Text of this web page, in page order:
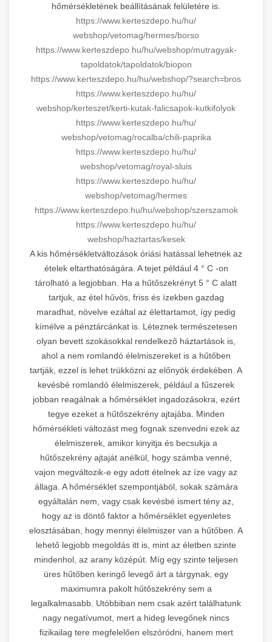
hőmérsékletének beállításának felületére is.
https://www.kerteszdepo.hu/hu/
webshop/vetomag/hermes/borso
https://www.kerteszdepo.hu/hu/webshop/mutragyak-
tapoldatok/tapoldatok/biopon
https://www.kerteszdepo.hu/hu/webshop/?search=bros
https://www.kerteszdepo.hu/hu/
webshop/kerteszet/kerti-kutak-falicsapok-kutkifolyok
https://www.kerteszdepo.hu/hu/
webshop/vetomag/rocalba/chili-paprika
https://www.kerteszdepo.hu/hu/
webshop/vetomag/royal-sluis
https://www.kerteszdepo.hu/hu/
webshop/vetomag/hermes
https://www.kerteszdepo.hu/hu/webshop/szerszamok
https://www.kerteszdepo.hu/hu/
webshop/haztartas/kesek
A kis hőmérsékletváltozások óriási hatással lehetnek az
ételek eltarthatóságára. A tejet például 4 ° C -on
tárolható a legjobban. Ha a hűtőszekrényt 5 ° C alatt
tartjuk, az étel hűvös, friss és ízekben gazdag
maradhat, növelve ezáltal az élettartamot, így pedig
kímélve a pénztárcánkat is. Léteznek természetesen
olyan bevett szokásokkal rendelkező háztartások is,
ahol a nem romlandó élelmiszereket is a hűtőben
tartják, ezzel is lehet trükközni az előnyök érdekében. A
kevésbé romlandó élelmiszerek, például a fűszerek
jobban reagálnak a hőmérséklet ingadozásokra, ezért
tegye ezeket a hűtőszekrény ajtajába. Minden
hőmérsékleti változást meg fognak szenvedni ezek az
élelmiszerek, amikor kinyitja és becsukja a
hűtőszekrény ajtaját anélkül, hogy számba venné,
vajon megváltozik-e egy adott ételnek az íze vagy az
állaga. A hőmérséklet szempontjából, sokak számára
egyáltalán nem, vagy csak kevésbé ismert tény az,
hogy az is döntő faktor a hőmérséklet egyenletes
elosztásában, hogy mennyi élelmiszer van a hűtőben. A
lehető legjobb megoldás itt is, mint az életben szinte
mindenhol, az arany középút. Míg egy szinte teljesen
üres hűtőben keringő levegő árt a tárgynak, egy
maximumra pakolt hűtőszekrény sem a
legalkalmasabb. Utóbbiban nem csak azért találhatunk
nagy negatívumot, mert a hideg levegőnek nincs
fizikailag tere megfelelően elszóródni, hanem mert